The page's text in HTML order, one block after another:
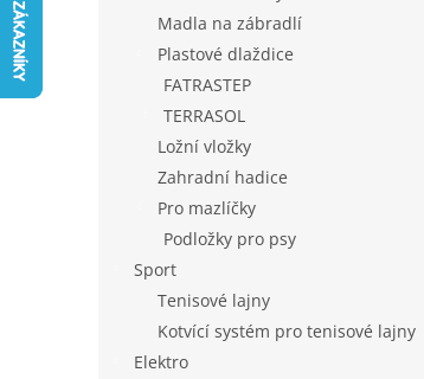
Madla na zábradlí
Plastové dlaždice
FATRASTEP
TERRASOL
Ložní vložky
Zahradní hadice
Pro mazlíčky
Podložky pro psy
Sport
Tenisové lajny
Kotvící systém pro tenisové lajny
Elektro